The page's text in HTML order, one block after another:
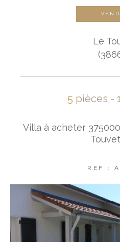
Le
5 pièces -
Villa à acheter
REF :